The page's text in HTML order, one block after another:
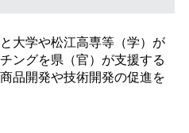
大学や松江高専等（学）が
ングを県（官）が支援する
品開発や技術開発の促進を